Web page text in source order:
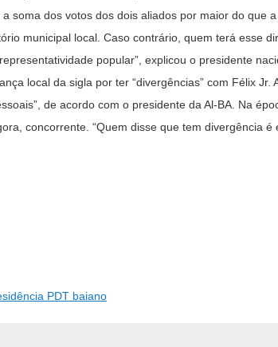
soma dos votos dos dois aliados por maior do que
municipal local. Caso contrário, quem terá esse
popular”, explicou o presidente
local da sigla por ter “divergências” com Félix Jr.
de acordo com o presidente da Al-BA. Na
concorrente. “Quem disse que tem divergência é
PDT baiano